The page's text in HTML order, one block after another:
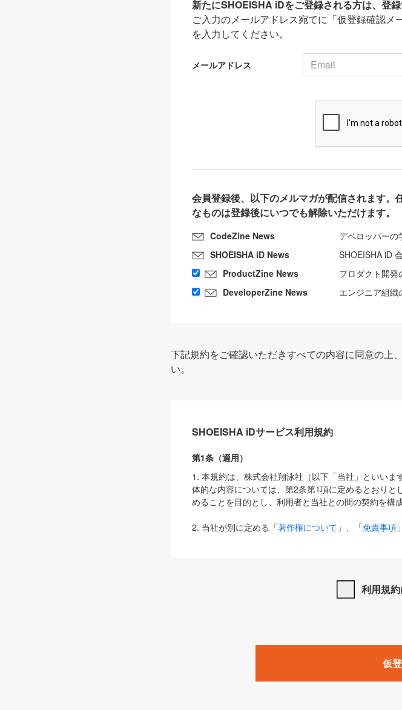
新たにSHOEISHA iDをご登録される方は、登
ご入力のメールアドレス宛てに「仮登録確認
を入力してください。
メールアドレス
会員登録後、以下のメルマガが配信されます
なものは登録後にいつでも解除いただけます。
CodeZine News
デベロッパーの
SHOEISHA iD News
SHOEISHA iD
ProductZine News
プロダクト開発
DeveloperZine News
エンジニア組織
下記規約をご確認いただきすべての内容に同意の上
い。
SHOEISHA iDサービス利用規約
第1条（適用）
1. 本規約は、株式会社翔泳社（以下「当社」といい
体的な内容については、第2条第1項に定めるとおり
めることを目的とし、利用者と当社との間の契約を構成
2. 当社が別に定める「著作権について 」、「免責事項
は、本規約の規定が優先して適用されるものとします。
1. 「本サービス」とは、当社が提供する以下のサー
みます）及びこれらサービスに関連して当社が実施す
「SEBook」「SEShop」「CodeZine」「MarkeZine
利用規
仮